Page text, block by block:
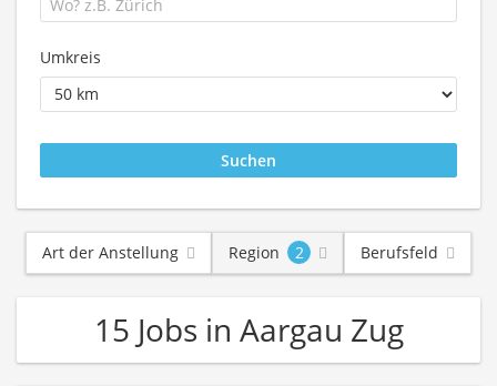
Umkreis
Art der Anstellung Region 2 Berufsfeld
15 Jobs in Aargau Zug